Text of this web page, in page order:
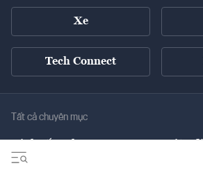
Xe
Tech Connect
Tất cả chuyên mục
Chuyển động xanh